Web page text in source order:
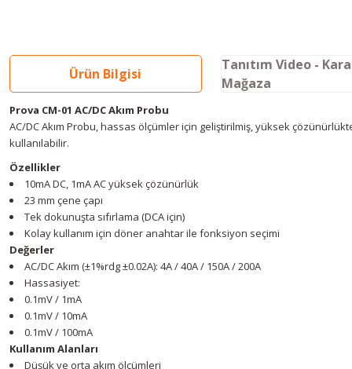
Ürün Bilgisi
Tanıtım Video -
Mağaza
Prova CM-01 AC/DC Akım Probu
AC/DC Akım Probu, hassas ölçümler için geliştirilmiş, yüksek
kullanılabilir.
Özellikler
10mA DC, 1mA AC yüksek çözünürlük
23 mm çene çapı
Tek dokunuşta sıfırlama (DCA için)
Kolay kullanım için döner anahtar ile fonksiyon seçimi
Değerler
AC/DC Akım (±1%rdg ±0.02A): 4A / 40A / 150A / 200A
Hassasiyet:
0.1mV / 1mA
0.1mV / 10mA
0.1mV / 100mA
Kullanım Alanları
Düşük ve orta akım ölçümleri